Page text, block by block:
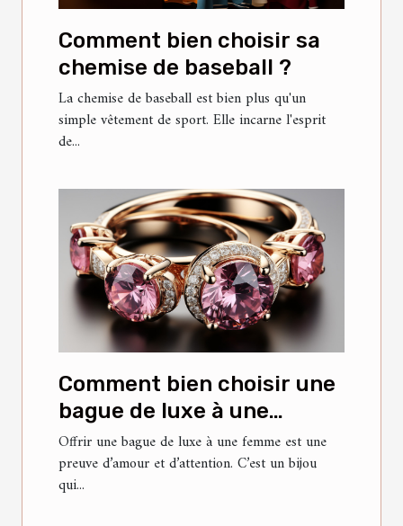
Comment bien choisir sa
chemise de baseball ?
La chemise de baseball est bien plus qu'un
simple vêtement de sport. Elle incarne l'esprit
de...
Comment bien choisir une
bague de luxe à une
femme ?
Offrir une bague de luxe à une femme est une
preuve d’amour et d’attention. C’est un bijou
qui...